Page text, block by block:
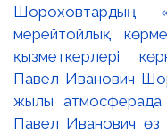
Шороховтардың
мерейтойлық
қызметкерлері
Павел Иванович
жылы атмосферада
Павел Иванович өз